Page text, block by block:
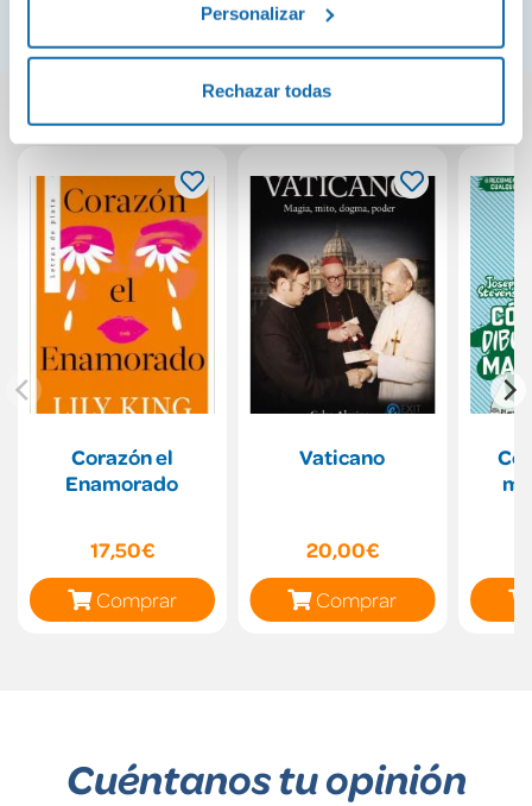
Personalizar
Rechazar todas
También podría gustarte...
Corazón el
Enamorado
17,50€
Comprar
Vaticano
20,00€
Comprar
Cuéntanos tu opinión